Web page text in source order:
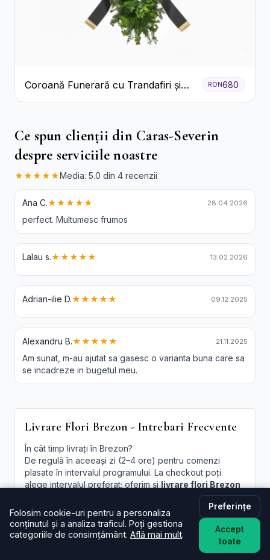
Coroană Funerară cu Trandafiri și
Crini
RON680
Ce spun clienții din Caras-Severin
despre serviciile noastre
★★★★★Media: 5.0 din 4 recenzii
Ana C.★★★★★ 28.04.2026
perfect. Multumesc frumos
Lalau s.★★★★★ 13.02.2026
Adrian-ilie D.★★★★★ 09.12.2025
Alexandru B.★★★★★ 21.11.2025
Am sunat, m-au ajutat sa gasesc o varianta buna care sa
se incadreze in bugetul meu.
Livrare Flori Brezon - Intrebari Frecvente
În cât timp livrați în Brezon?
De regulă în aceeași zi (2–4 ore) pentru comenzi
plasate în intervalul programului. La checkout poți
alege intervalul preferat; oferim șilivrare flori Brezon
Este livrarea de flori la domiciliu în Brezon disponibilă și
sâmbăta?
Da, în majoritatea cazurilor livrăm și sâmbăta. În
perioade aglomerate pot exista sloturi limitate, afișate
Folosim cookie-uri pentru a personaliza
conținutul și a analiza traficul. Poți gestiona
categoriile de consimțământ. Află mai mult.
Preferințe
Accept
toate